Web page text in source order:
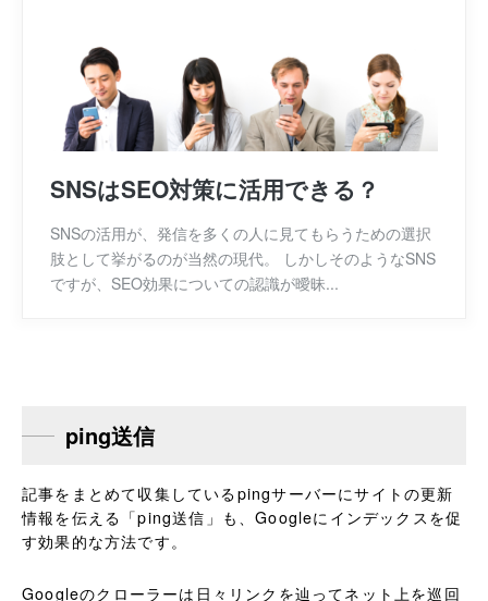
SNSはSEO対策に活用できる？
SNSの活用が、発信を多くの人に見てもらうための選択
肢として挙がるのが当然の現代。 しかしそのようなSNS
ですが、SEO効果についての認識が曖昧...
ping送信
記事をまとめて収集しているpingサーバーにサイトの更新
情報を伝える「ping送信」も、Googleにインデックスを促
す効果的な方法です。
Googleのクローラーは日々リンクを辿ってネット上を巡回